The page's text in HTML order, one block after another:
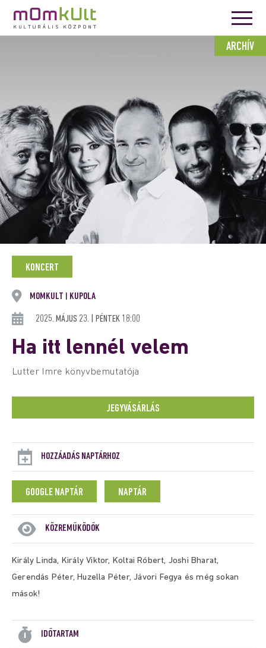
ARCHÍV
KONCERT
MOMKULT KUPOLA
2025. MÁJUS 23. | PÉNTEK 18:00
Ha itt lennél velem
Lutter Imre könyvbemutatója
JEGYVÁSÁRLÁS
HOZZÁADÁS NAPTÁRHOZ
GOOGLE NAPTÁR NAPTÁR
KÖZREMŰKÖDŐK
Király Linda, Király Viktor, Koltai Róbert, Joshi Bharat,
Gerendás Péter, Huzella Péter, Jávori Fegya és még sokan
mások!
IDŐTARTAM